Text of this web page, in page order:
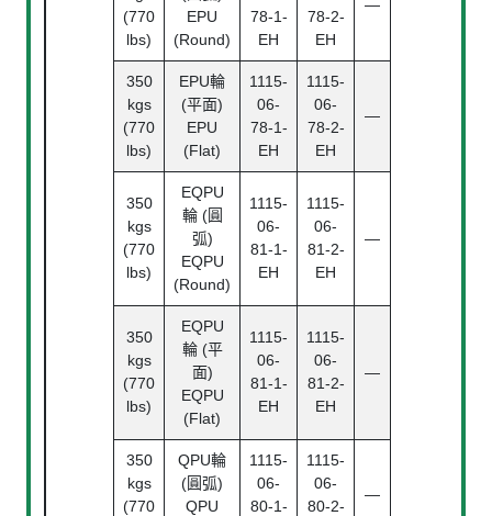
(770
lbs)
EPU
(Round)
78-1-
EH
78-2-
EH
—
350
kgs
(770
lbs)
EPU輪
(平面)
EPU
(Flat)
1115-
06-
78-1-
EH
1115-
06-
78-2-
EH
—
350
kgs
(770
lbs)
EQPU
輪 (圓
弧)
EQPU
(Round)
1115-
06-
81-1-
EH
1115-
06-
81-2-
EH
—
350
kgs
(770
lbs)
EQPU
輪 (平
面)
EQPU
(Flat)
1115-
06-
81-1-
EH
1115-
06-
81-2-
EH
—
350
kgs
(770
QPU輪
(圓弧)
QPU
1115-
06-
80-1-
1115-
06-
80-2-
—